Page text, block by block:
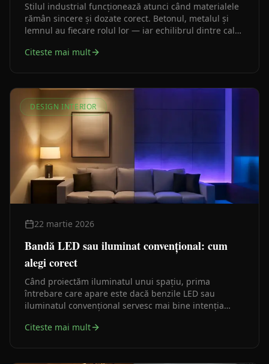
Stilul industrial funcționează atunci când materialele
rămân sincere și dozate corect. Betonul, metalul și
lemnul au fiecare rolul lor — iar echilibrul dintre cald
decor obositor.
Citeste mai mult
DESIGN INTERIOR
22 martie 2026
Bandă LED sau iluminat convențional: cum
alegi corect
Când proiectăm iluminatul unui spațiu, prima
întrebare care apare este dacă benzile LED sau
iluminatul convențional servesc mai bine intenția
faci cu lumina, nu de ce e mai ieftin pe metru.
Citeste mai mult